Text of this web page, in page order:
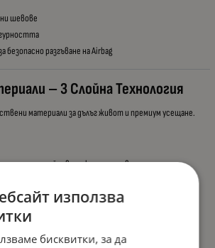
шевове
безопасно разгъване на Airbag
– 3 Слойна Технология
материали за дълъг живот и премиум усещане.
и устойчива текстилна повърхност
Liner – комфорт и устойчивост срещу
използва
бисквитки, за да